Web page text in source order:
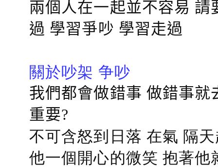
兩個人在一起並不容易
過 學習爭吵 學習走過
關於吵架 争吵
我們都會做錯事 做錯事
重要?
不可含怒到日落 在氣 隔
他一個開心的微笑 抱著他